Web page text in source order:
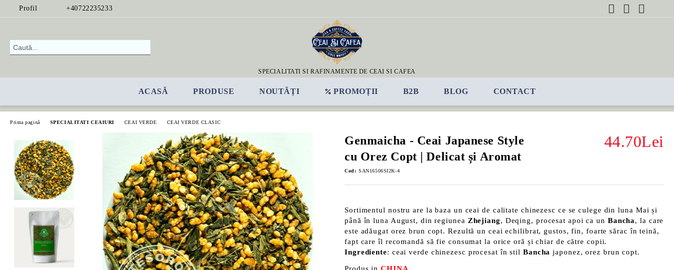
Profil +40722235233
SPECIALITATI SI RAFINAMENTE DE CEAI SI CAFEA
ACASĂ PRODUSE NOUTĂȚI PROMOȚII B2B BLOG CONTACT
Prima pagină SPECIALITATI CEAIURI CEAI VERDE CEAI VERDE CLASIC
Genmaicha - Ceai Japanese Style
cu Orez Copt | Delicat și Aromat
44.70Lei
Cod: SAN16506SI2K-4
Sortimentul nostru are la baza un ceai de calitate chinezesc ce se culege din luna Mai și
până în luna August, din regiunea Zhejiang, Deqing, procesat apoi ca un Bancha, la care
este adăugat orez brun copt. Rezultă un ceai echilibrat, gustos, fin, foarte sărac în teină,
fapt care îl recomandă să fie consumat la orice oră și chiar de către copii.
Ingrediente: ceai verde chinezesc procesat în stil Banchajaponez, orez brun copt.